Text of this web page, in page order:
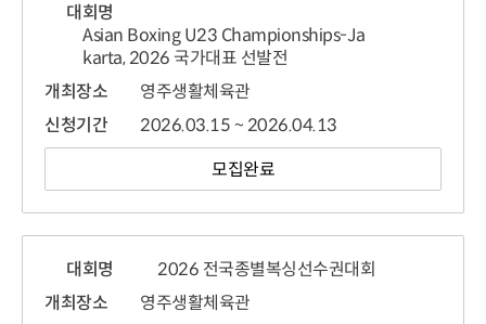
대회명
Asian Boxing U23 Championships-Ja
karta, 2026 국가대표 선발전
개최장소
영주생활체육관
신청기간
2026.03.15 ~ 2026.04.13
모집완료
대회명
2026 전국종별복싱선수권대회
개최장소
영주생활체육관